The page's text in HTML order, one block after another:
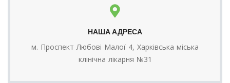
НАША АДРЕСА
м. Проспект Любові Малої 4, Харківська міська
клінічна лікарня №31